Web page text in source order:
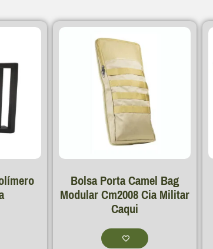
Bolsa Porta Camel Bag
Modular Cm2008 Cia Militar
Caqui